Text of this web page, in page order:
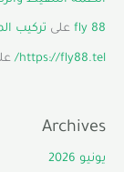
fly 88 على تركيب
https://fly88.tel/
Archives
يونيو 2026